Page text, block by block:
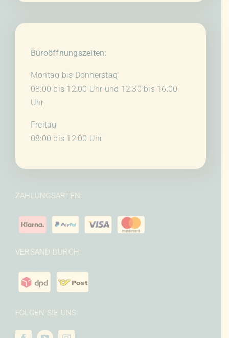
Büroöffnungszeiten:
Montag bis Donnerstag
08:00 bis 12:00 Uhr und 12:30 bis 16:00
Uhr
Freitag
08:00 bis 12:00 Uhr
ZAHLUNGSARTEN:
VERSAND DURCH:
FOLGEN SIE UNS: